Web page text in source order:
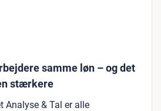
samme løn – og det
stærkere
Analyse & Tal er alle